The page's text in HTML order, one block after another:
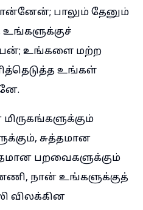
பாலும் தேனும்
உங்களுக்குச்
உங்களை மற்ற
உங்கள்
சுத்தமான
பறவைகளுக்கும்
நான் உங்களுக்குத்
விலக்கின